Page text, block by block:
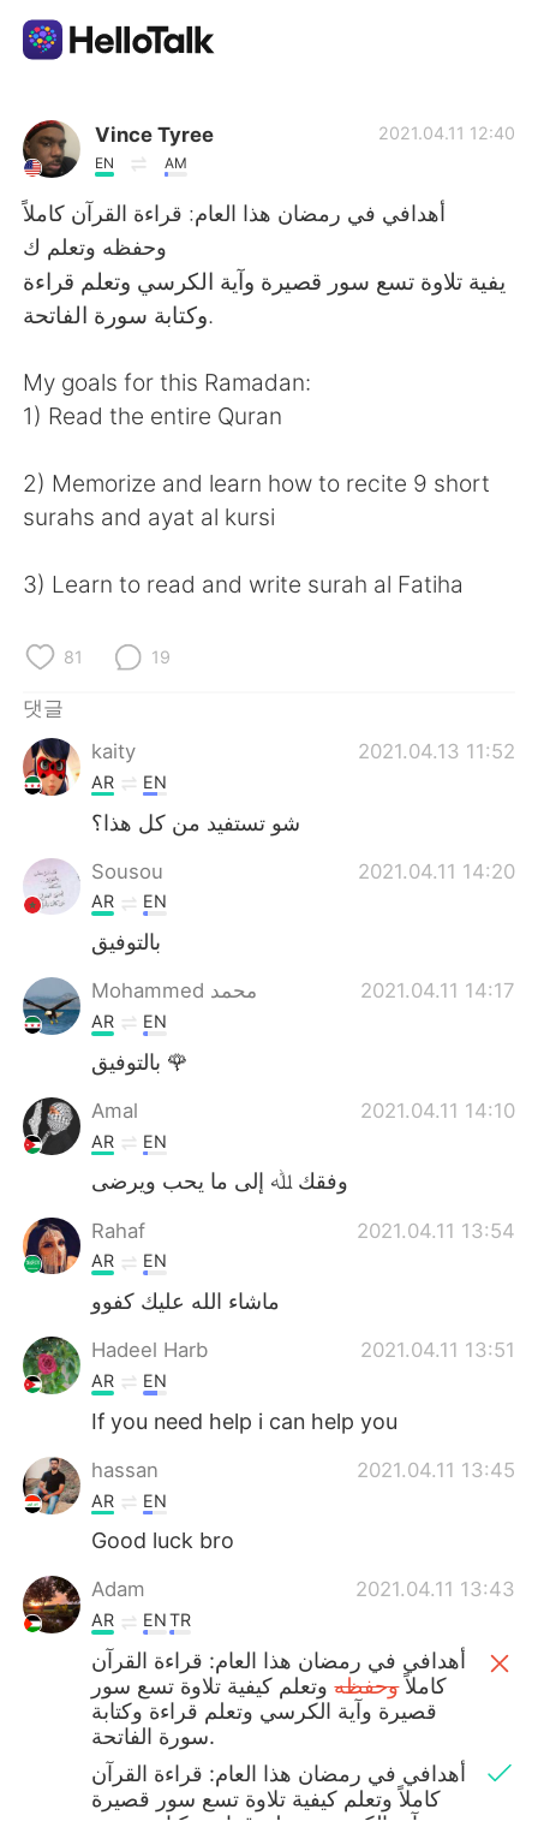
언어 교환 앱
AI Grammar Checker
한국어
繁體中文 Español
العربية Français
Indonesia
Português
Vince Tyree
EN AM
2021.04.11 12:40
أهدافي في رمضان هذا العام: قراءة القرآن كاملاً
وحفظه وتعلم ك
يفية تلاوة تسع سور قصيرة وآية الكرسي وتعلم قراءة
وكتابة سورة الفاتحة.
My goals for this Ramadan:
1) Read the entire Quran
2) Memorize and learn how to recite 9 short
surahs and ayat al kursi
3) Learn to read and write surah al Fatiha
81 19
댓글
kaity
2021.04.13 11:52
AR EN
شو تستفيد من كل هذا؟
Sousou 2021.04.11 14:20
AR EN
بالتوفيق
Mohammed محمد 2021.04.11 14:17
AR EN
بالتوفيق 🌹
Amal 2021.04.11 14:10
AR EN
وفقك ﷲ إلى ما يحب ويرضى
Rahaf 2021.04.11 13:54
AR EN
ماشاء الله عليك كفوو
Hadeel Harb 2021.04.11 13:51
AR EN
If you need help i can help you
hassan 2021.04.11 13:45
AR EN
Good luck bro
Adam 2021.04.11 13:43
AR ENTR
أهدافي في رمضان هذا العام: قراءة القرآن
كاملاًوحفظهوتعلم كيفية تلاوة تسع سور
قصيرة وآية الكرسي وتعلم قراءة وكتابة
سورة الفاتحة.
أهدافي في رمضان هذا العام: قراءة القرآن
كاملاً وتعلم كيفية تلاوة تسع سور قصيرة
وآية الكرسي وتعلم قراءة وكتابة سورة